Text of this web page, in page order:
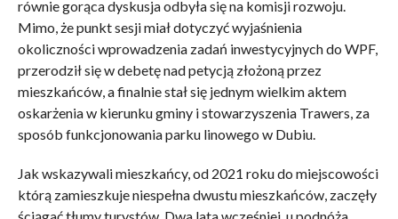
równie gorąca dyskusja odbyła się na komisji rozwoju.
Mimo, że punkt sesji miał dotyczyć wyjaśnienia
okoliczności wprowadzenia zadań inwestycyjnych do WPF,
przerodził się w debetę nad petycją złożoną przez
mieszkańców, a finalnie stał się jednym wielkim aktem
oskarżenia w kierunku gminy i stowarzyszenia Trawers, za
sposób funkcjonowania parku linowego w Dubiu.
Jak wskazywali mieszkańcy, od 2021 roku do miejscowości
którą zamieszkuje niespełna dwustu mieszkańców, zaczęły
ściągać tłumy turystów. Dwa lata wcześniej, u podnóża